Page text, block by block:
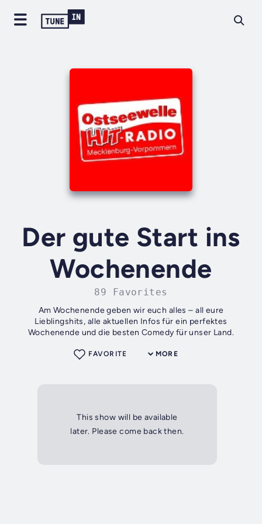
Der gute Start ins
Wochenende
89 Favorites
Am Wochenende geben wir euch alles – all eure
Lieblingshits, alle aktuellen Infos für ein perfektes
Wochenende und die besten Comedy für unser Land.
MORE
FAVORITE
This show will be available
later. Please come back then.